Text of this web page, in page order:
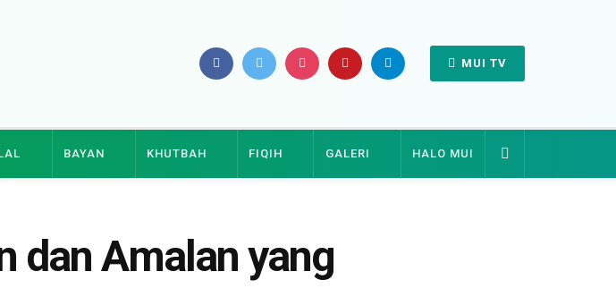
MUI TV
BAYAN KHUTBAH FIQIH GALERI HALO MUI
dan Amalan yang